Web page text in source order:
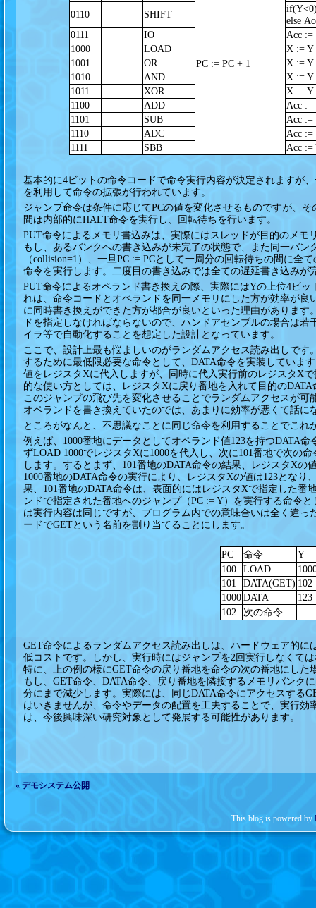
PC := PC + 1
0110
SHIFT
else
0111
IO
Acc :=
1000
LOAD
X := Y
1001
OR
X := Y
1010
AND
X := Y
1011
XOR
X := Y
1100
ADD
Acc :=
1101
SUB
Acc
1110
ADC
Acc :=
1111
SBB Acc
基本的に4ビットの命令コードで命令実行内容が決定されますが
を利用して命令の拡張が行われています。
ジャンプ命令は条件に応じてPCの値を変化させるものですが、
間は内部的にHALT命令を実行し、回転待ちを行います。
PUT命令によるメモリ書込みは、実際にはスレッドが目的のメ
もし、あるバンクへの書き込みが未完了の状態で、また同一バ
（collision=1）、一旦PC := PCとして一周分の回転待ちの間に全
命令を実行します。二度目の書き込みでは全ての遅延書き込み
PUT命令によるオペランド書き換えの際、実際にはYの上位4ビ
れは、命令コードとオペランドを同一メモリにした方が効率が
に同時書き換えができた方が都合が良いといった理由がありま
ドを指定しなければならないので、ハンドアセンブルの場合は
イラ等で自動化することを想定した設計となっています。
ここで、設計上最も悩ましいのがランダムアクセス読み出しで
するために最低限必要な命令として、DATA命令を実装していま
値をレジスタXに代入しますが、同時に代入実行前のレジスタX
的な使い方としては、レジスタXに戻り番地を入れて目的の
このジャンプの飛び先を変化させることでランダムアクセスが
オペランドを書き換えていたのでは、あまりに効率が悪くて話に
ところがなんと、不思議なことに同じ命令を利用することでこれ
例えば、1000番地にデータとしてオペランド値123を持つDATA
ずLOAD 1000でレジスタXに1000を代入し、次に101番地で次の
します。するとまず、101番地のDATA命令の結果、レジスタXの
1000番地のDATA命令の実行により、レジスタXの値は123となり
果、101番地のDATA命令は、表面的にはレジスタXで指定した
ンドで指定された番地へのジャンプ（PC := Y）を実行する命令
は実行内容は同じですが、プログラム内での意味合いは全く違
ードでGETという名前を割り当てることにします。
PC 命令
Y
100
LOAD
101
DATA(GET) 102
1000 DATA
123
102
次の命令…
GET命令によるランダムアクセス読み出しは、ハードウェア的
低コストです。しかし、実行時にはジャンプを2回実行しなくて
特に、上の例の様にGET命令の戻り番地を命令の次の番地にし
もし、GET命令、DATA命令、戻り番地を隣接するメモリバンク
分にまで減少します。実際には、同じDATA命令にアクセスする
はいきませんが、命令やデータの配置を工夫することで、実行
は、今後興味深い研究対象として発展する可能性があります。
« デモシステム公開
This blog is powered by